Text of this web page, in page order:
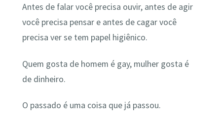
Antes de falar você precisa ouvir, antes de agir
você precisa pensar e antes de cagar você
precisa ver se tem papel higiênico.
Quem gosta de homem é gay, mulher gosta é
de dinheiro.
O passado é uma coisa que já passou.